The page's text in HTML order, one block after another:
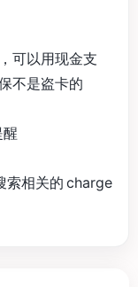
可以用现金支
不是盗卡的
索相关的 charge